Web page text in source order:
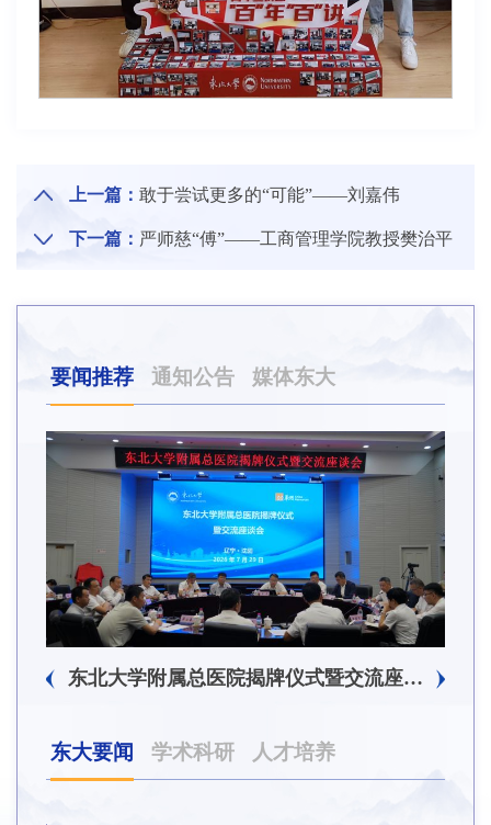
上一篇： 敢于尝试更多的“可能”——刘嘉伟
下一篇： 严师慈“傅”——工商管理学院教授樊治平
要闻推荐 通知公告 媒体东大
东北大学附属总医院揭牌仪式暨交流座谈会举行
东大要闻 学术科研 人才培养